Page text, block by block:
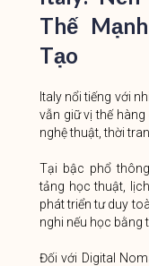
Thế
Tạo
Italy nổi tiếng với
vẫn giữ vị thế
nghệ thuật, thời
Tại bậc phổ
tảng học thuật,
phát triển tư duy
nghi nếu học bằng
Đối với Digital